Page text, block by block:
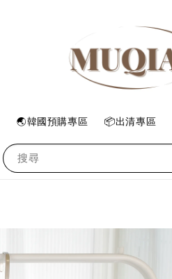
搜尋
🌏韓國預購專區 📦出清專區